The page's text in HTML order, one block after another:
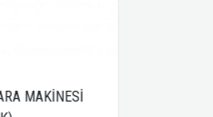
BLB 8W SAHTE PARA MAKİNESİ